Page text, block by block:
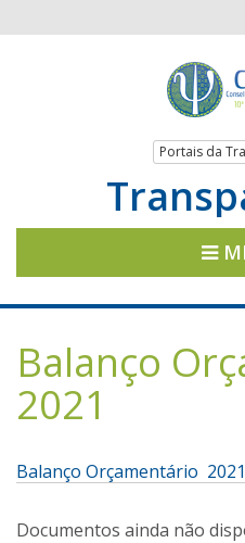
Portais da
Balanço
2021
Balanço Orçamentário 2021
Documentos ainda não